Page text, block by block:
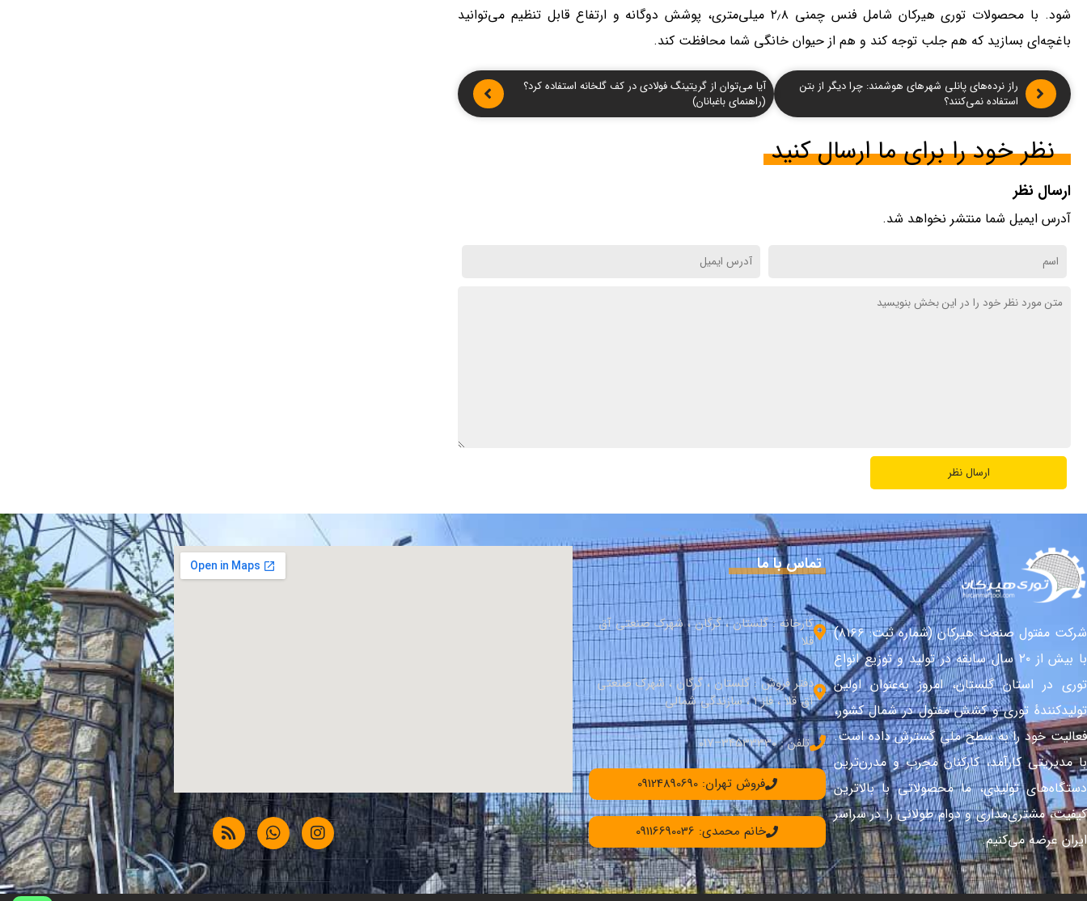
شود. با محصولات توری هیرکان شامل فنس چمنی ۲٫۸ میلی‌متری، پوشش دوگانه و ارتفاع قابل تنظیم می‌توانید
باغچه‌ای بسازید که هم جلب توجه کند و هم از حیوان خانگی شما محافظت کند.
راز نرده‌های پانلی شهرهای هوشمند: چرا دیگر از بتن
استفاده نمی‌کنند؟
آیا می‌توان از گریتینگ فولادی در کف گلخانه استفاده کرد؟
(راهنمای باغبانان)
نظر خود را برای ما ارسال کنید
ارسال نظر
آدرس ایمیل شما منتشر نخواهد شد.
شرکت مفتول صنعت هیرکان (شماره ثبت: ۸۱۶۶)
با بیش از ۲۰ سال سابقه در تولید و توزیع انواع
توری در استان گلستان، امروز به‌عنوان اولین
تولیدکنندهٔ توری و کشش مفتول در شمال کشور،
فعالیت خود را به سطح ملی گسترش داده است.
با مدیریتی کارآمد، کارکنان مجرب و مدرن‌ترین
دستگاه‌های تولیدی، ما محصولاتی با بالاترین
کیفیت، مشتری‌مداری و دوام طولانی را در سراسر
ایران عرضه می‌کنیم.
تماس با ما
کارخانه : گلستان ، گرگان ، شهرک صنعتی آق
قلا
دفتر فروش : گلستان ، گرگان ، شهرک صنعتی
آق قلا ، فاز 1 ، سازندگی شمالی
تلفن : 34533330–017
فروش تهران: 09124890690
خانم محمدی: 09116690036